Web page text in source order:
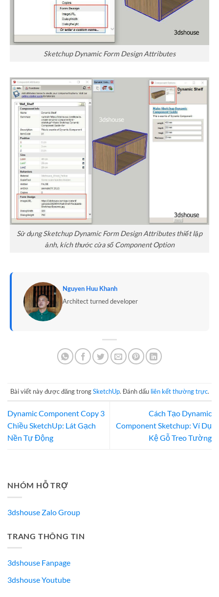
Sketchup Dynamic Form Design Attributes
Sử dụng Sketchup Dynamic Form Design Attributes thiết lập
ảnh, kích thước cửa sổ Component Option
Nguyen Huu Khanh
Architect turned developer
Bài viết này được đăng trongSketchUp. Đánh dấu liên kết thường trực.
Dynamic Component Copy 3
Chiều SketchUp: Lát Gạch
Nền Tự Động
Cách Tạo Dynamic
Component Sketchup: Ví Dụ
Kệ Gỗ Treo Tường
NHÓM HỖ TRỢ
3dshouse Zalo Group
TRANG THÔNG TIN
3dshouse Fanpage
3dshouse Youtube